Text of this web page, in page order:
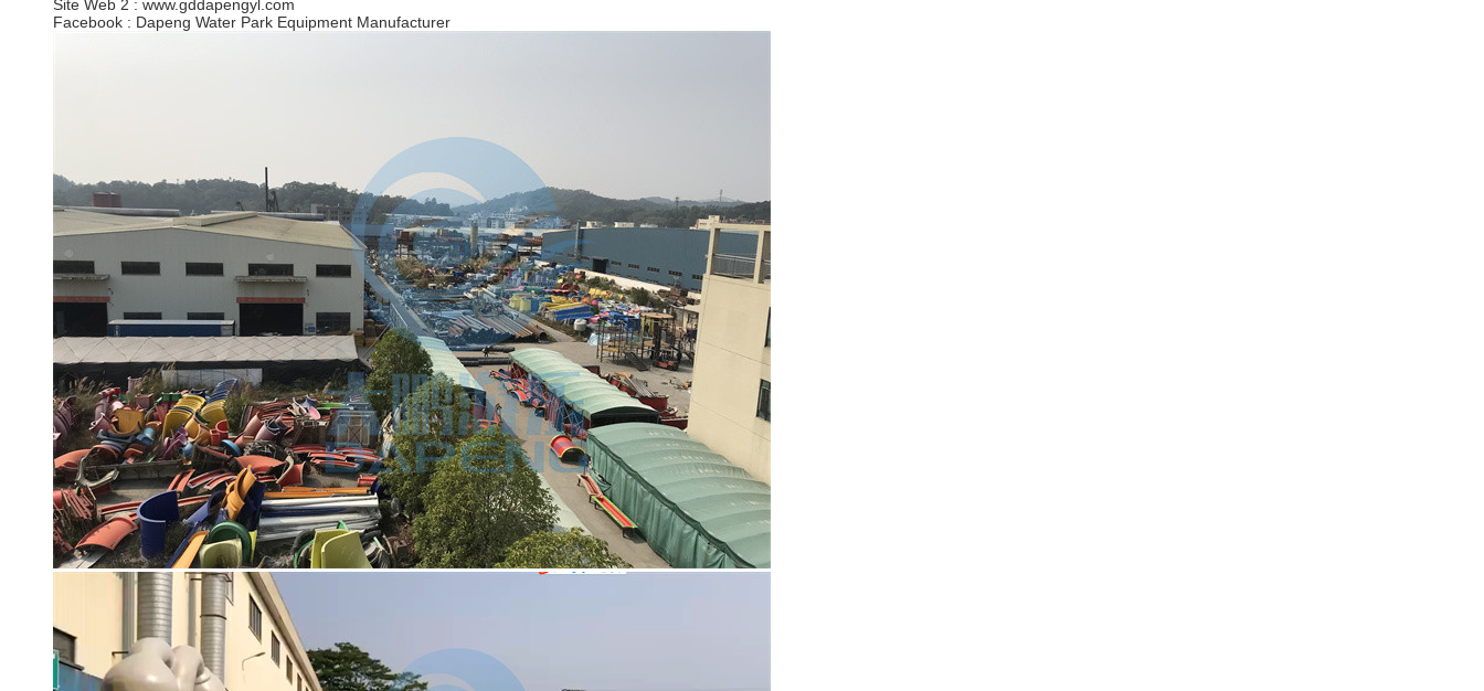
Site Web 2 : www.gddapengyl.com
Facebook : Dapeng Water Park Equipment Manufacturer